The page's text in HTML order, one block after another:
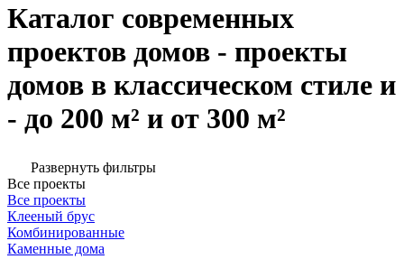
Каталог современных
проектов домов - проекты
домов в классическом стиле и
- до 200 м² и от 300 м²
Развернуть фильтры
Все проекты
Все проекты
Клееный брус
Комбинированные
Каменные дома